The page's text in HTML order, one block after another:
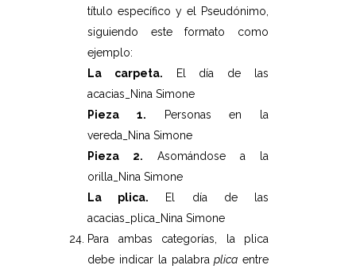
título específico y el Pseudónimo,
siguiendo este formato como
ejemplo:
La carpeta. El día de las
acacias_Nina Simone
Pieza 1. Personas en la
vereda_Nina Simone
Pieza 2. Asomándose a la
orilla_Nina Simone
La plica. El día de las
acacias_plica_Nina Simone
Para ambas categorías, la plica
debe indicar la palabra plica entre